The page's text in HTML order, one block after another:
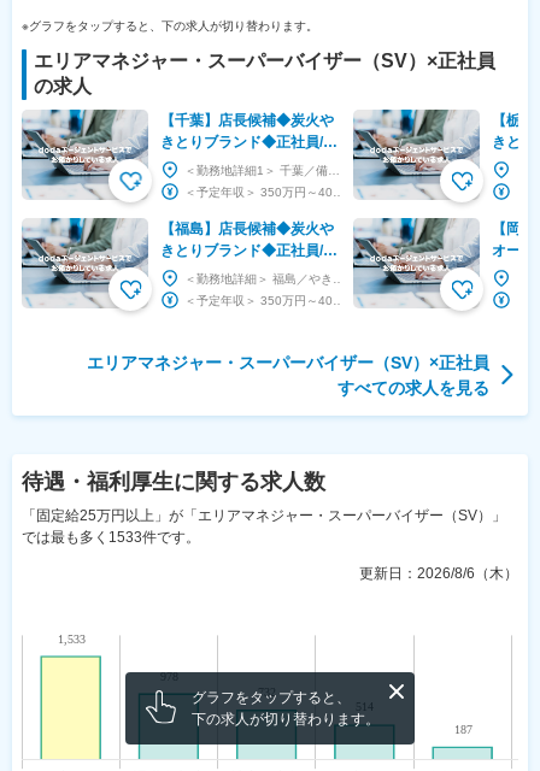
※グラフをタップすると、下の求人が切り替わります。
エリアマネジャー・スーパーバイザー（SV） ×正社員
の求人
【千葉】店長候補◆炭火や
きとりブランド◆正社員/充
実の研修制度◆スタンダー
ド上場G
【福島】店長候補◆炭火や
きとりブランド◆正社員/充
実の研修制度◆スタンダー
ド上場G
【栃
きと
実の
ド上場
【岡
オープ
長候
ープ◇
エリアマネジャー・スーパーバイザー（SV） ×正社員
すべての求人を見る
待遇・福利厚生に関する求人数
「固定給25万円以上」が「エリアマネジャー・スーパーバイザー（SV）」
では最も多く1533件です。
更新日： 2026/8/6（木）
グラフをタップすると、
下の求人が切り替わります。